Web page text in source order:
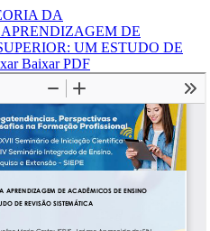
DA
DE
UM ESTUDO DE
Baixar PDF